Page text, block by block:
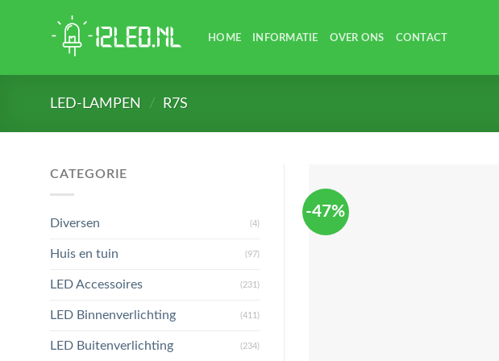
HOME INFORMATIE OVER ONS CONTACT
LED-LAMPEN / R7S
CATEGORIE
Diversen (4)
Huis en tuin (97)
LED Accessoires (231)
LED Binnenverlichting (411)
LED Buitenverlichting (234)
-47%